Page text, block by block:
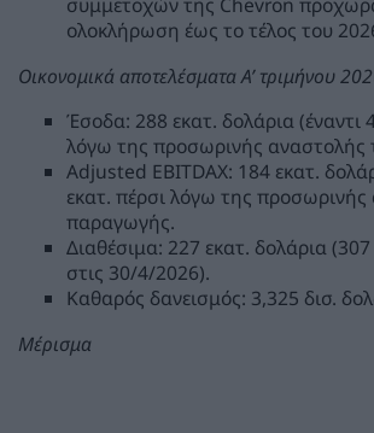
ολοκλήρωση έως το τέλος του
Οικονομικά αποτελέσματα Α’ τριμήνου
Έσοδα: 288 εκατ. δολάρια (έναντι
λόγω της προσωρινής
Adjusted EBITDAX: 184 εκατ.
εκατ. πέρσι λόγω της
παραγωγής.
Διαθέσιμα: 227 εκατ. δολάρια
στις 30/4/2026).
Καθαρός δανεισμός: 3,325 δισ.
Μέρισμα